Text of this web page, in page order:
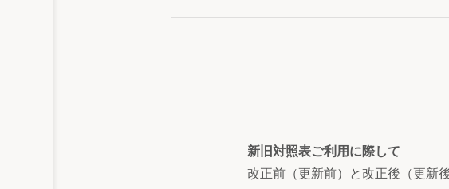
新旧対照表ご利用に際して
改正前（更新前）と改正後（更新